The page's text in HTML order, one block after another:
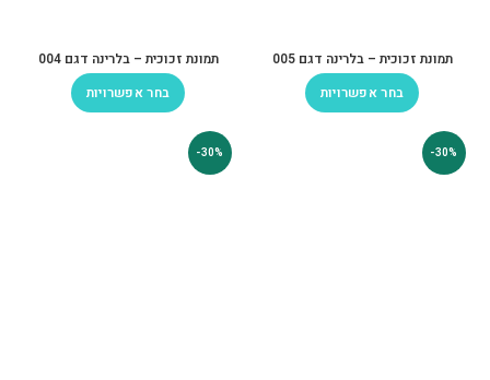
תמונת זכוכית – בלרינה דגם 005
בחר אפשרויות
תמונת זכוכית – בלרינה דגם 004
בחר אפשרויות
-30%
-30%